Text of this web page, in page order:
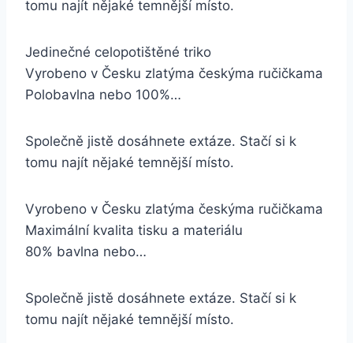
tomu najít nějaké temnější místo.
Jedinečné celopotištěné triko
Vyrobeno v Česku zlatýma českýma ručičkama
Polobavlna nebo 100%…
Společně jistě dosáhnete extáze. Stačí si k
tomu najít nějaké temnější místo.
Vyrobeno v Česku zlatýma českýma ručičkama
Maximální kvalita tisku a materiálu
80% bavlna nebo…
Společně jistě dosáhnete extáze. Stačí si k
tomu najít nějaké temnější místo.